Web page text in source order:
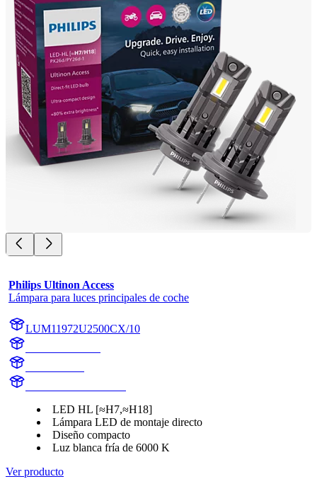
Philips Ultinon Access
Lámpara para luces principales de coche
LUM11972U2500CX/10
LED HL [≈H7,≈H18]
Lámpara LED de montaje directo
Diseño compacto
Luz blanca fría de 6000 K
Ver producto